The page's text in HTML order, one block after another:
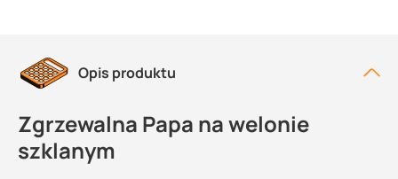
Opis produktu
Zgrzewalna Papa na welonie
szklanym